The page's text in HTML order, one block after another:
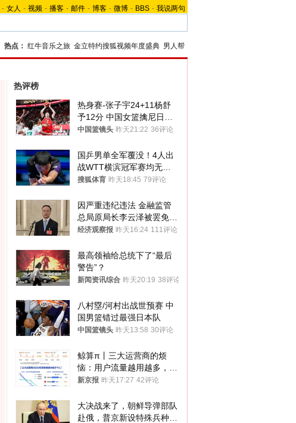
- 女人 - 视频 - 播客 - 邮件 - 博客 - 微博 - BBS - 我说两句
热点： 红牛音乐之旅 金立特约搜狐视频年度盛典 男人帮
热评榜
热身赛-张子宇24+11杨舒
予12分 中国女篮擒尼日利
亚
中国篮镜头 昨天21:22 36评论
国乒男单全军覆没！4人出
战WTT横滨冠军赛均无缘
八强
搜狐体育 昨天18:45 79评论
因严重违纪违法 金融监管
总局原局长李云泽被罢免全
国人大代表
经济观察报 昨天16:24 111评论
最高领袖给总统下了“最后
警告”？
新闻资讯综合 昨天20:19 38评论
八村塁/河村出战世预赛 中
国男篮错过最强日本队
中国篮镜头 昨天13:58 30评论
鲸算π丨三大运营商的烦
恼：用户流量越用越多，收
入却越来越少
新京报 昨天17:27 42评论
大决战来了，朝鲜导弹部队
赴俄，普京新设特殊兵种，